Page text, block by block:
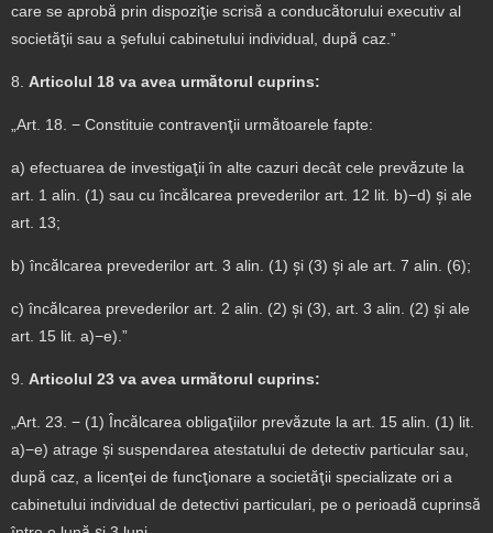
care se aprobă prin dispoziţie scrisă a conducătorului executiv al
societăţii sau a şefului cabinetului individual, după caz.”
8. Articolul 18 va avea următorul cuprins:
„Art. 18. − Constituie contravenţii următoarele fapte:
a) efectuarea de investigaţii în alte cazuri decât cele prevăzute la
art. 1 alin. (1) sau cu încălcarea prevederilor art. 12 lit. b)−d) şi ale
art. 13;
b) încălcarea prevederilor art. 3 alin. (1) şi (3) şi ale art. 7 alin. (6);
c) încălcarea prevederilor art. 2 alin. (2) şi (3), art. 3 alin. (2) şi ale
art. 15 lit. a)−e).”
9. Articolul 23 va avea următorul cuprins:
„Art. 23. − (1) Încălcarea obligaţiilor prevăzute la art. 15 alin. (1) lit.
a)−e) atrage şi suspendarea atestatului de detectiv particular sau,
după caz, a licenţei de funcţionare a societăţii specializate ori a
cabinetului individual de detectivi particulari, pe o perioadă cuprinsă